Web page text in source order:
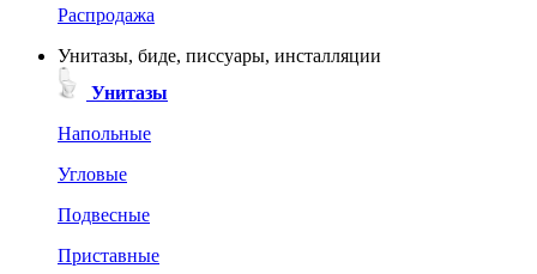
Распродажа
Унитазы, биде, писсуары, инсталляции
Унитазы
Напольные
Угловые
Подвесные
Приставные